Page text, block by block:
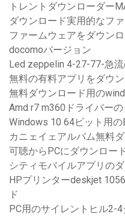
トレントダウンローダー
ダウンロード実用的なフ
ファームウェアをダウン
docomoバージョン
Led zeppelin 4-27-77-急
無料の有料アプリをダウ
無料ダウンロード用の
Amd r7 m360ドライバー
Windows 10 64ビット用
カニェイェアルバム無料
可聴からPCにダウンロー
シティモバイルアプリの
HPプリンターdeskjet
ド
PC用のサイレントヒル2-